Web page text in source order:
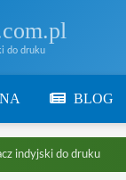
do druku
BLOG
indyjski do druku